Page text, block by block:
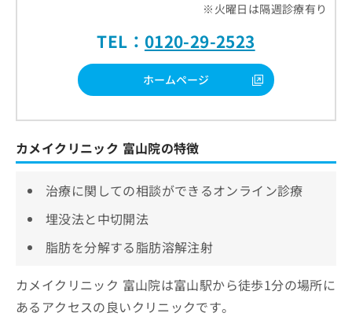
※火曜日は隔週診療有り
TEL： 0120-29-2523
ホームページ
カメイクリニック 富山院の特徴
治療に関しての相談ができるオンライン診療
埋没法と中切開法
脂肪を分解する脂肪溶解注射
カメイクリニック 富山院は富山駅から徒歩1分の場所に
あるアクセスの良いクリニックです。